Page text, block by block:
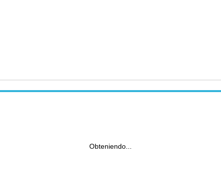
Obteniendo...